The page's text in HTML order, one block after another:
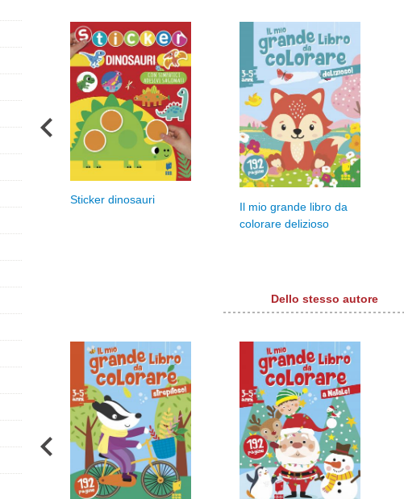
Sticker dinosauri
Il mio grande libro da
colorare delizioso
Dello stesso autore